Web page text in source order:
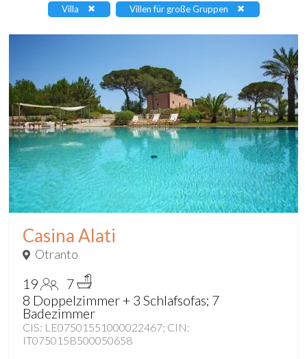
Villa Villen für große Gruppen
Casina Alati
Otranto
19
7
8 Doppelzimmer + 3 Schlafsofas; 7
Badezimmer
CIS: LE07501551000022467; CIN:
IT075015B500050658